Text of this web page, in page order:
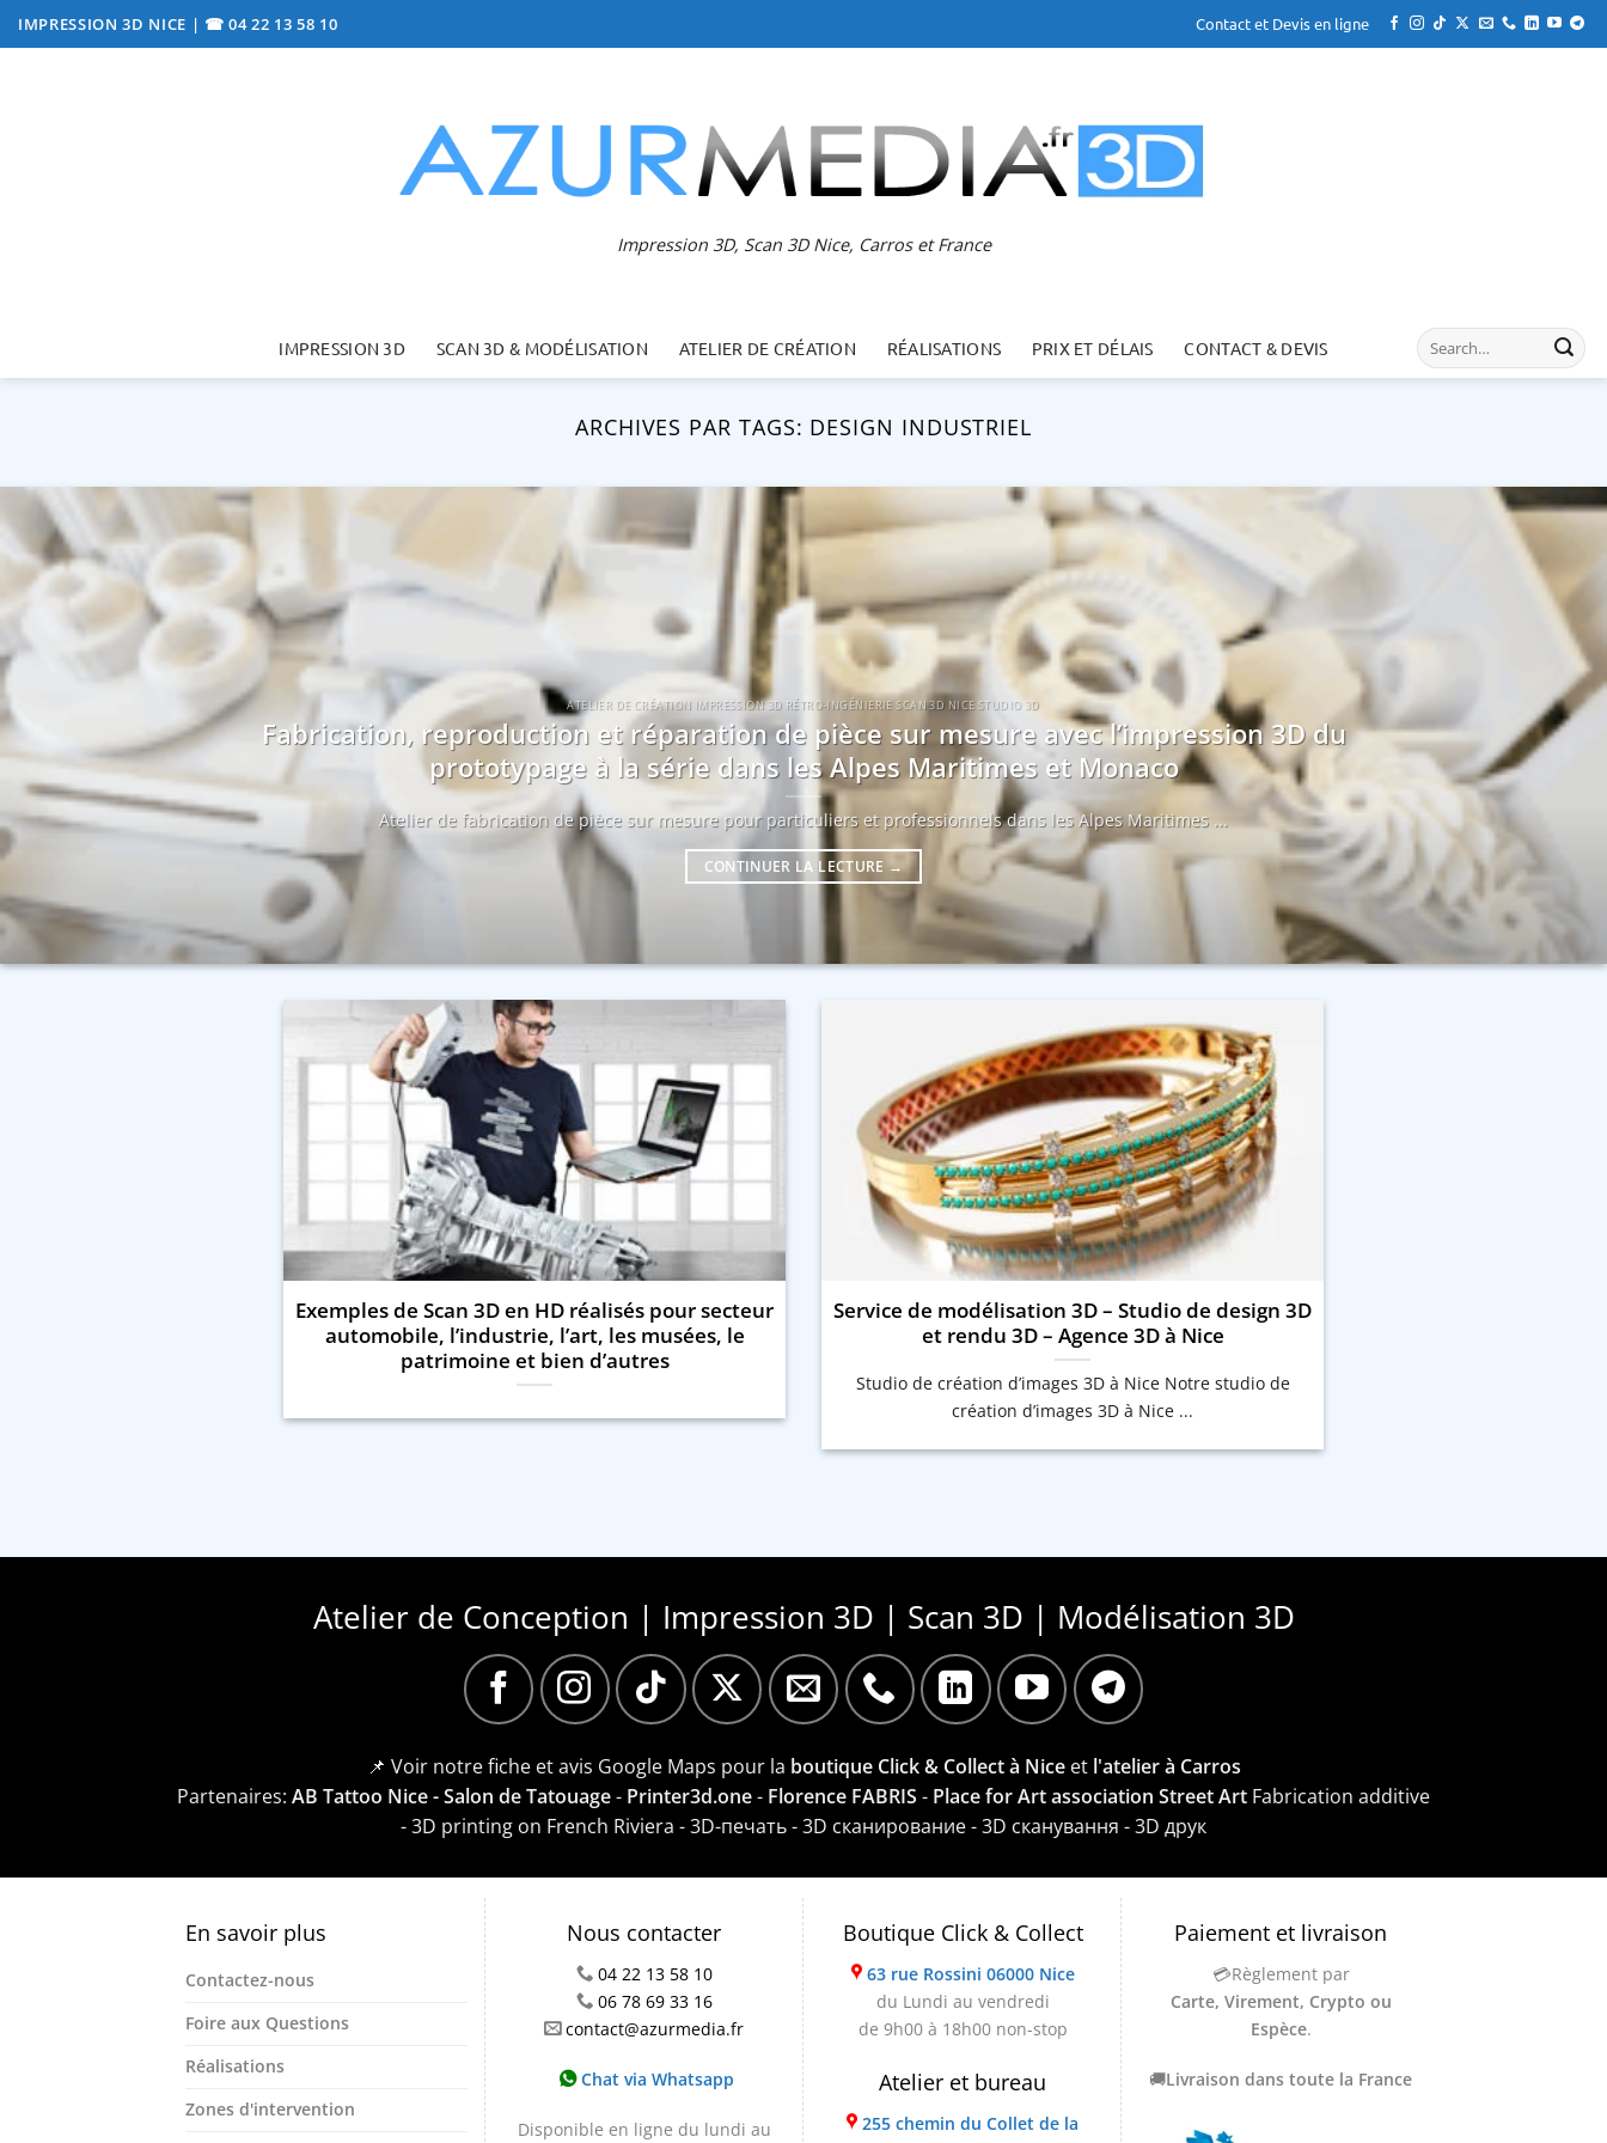
Passer
au
IMPRESSION 3D NICE | ☎ 04 22 13 58 10 Contact et Devis en ligne
Impression 3D, Scan 3D Nice, Carros et France
IMPRESSION 3D SCAN 3D & MODÉLISATION ATELIER DE CRÉATION RÉALISATIONS PRIX ET DÉLAIS CONTACT & DEVIS
ARCHIVES PAR TAGS: DESIGN INDUSTRIEL
ATELIER DE CRÉATION IMPRESSION 3D RÉTRO-INGÉNIERIE SCAN 3D NICE STUDIO 3D
Fabrication, reproduction et réparation de pièce sur mesure avec l’impression 3D du
prototypage à la série dans les Alpes Maritimes et Monaco
Atelier de fabrication de pièce sur mesure pour particuliers et professionnels dans les Alpes Maritimes ...
CONTINUER LA LECTURE →
Exemples de Scan 3D en HD réalisés pour secteur
automobile, l’industrie, l’art, les musées, le
patrimoine et bien d’autres
Service de modélisation 3D – Studio de design 3D
et rendu 3D – Agence 3D à Nice
Studio de création d’images 3D à Nice Notre studio de
création d’images 3D à Nice ...
Atelier de Conception | Impression 3D | Scan 3D | Modélisation 3D
📌 Voir notre fiche et avis Google Maps pour la boutique Click & Collect à Niceet l'atelier à Carros
Partenaires: AB Tattoo Nice - Salon de Tatouage- Printer3d.one- Florence FABRIS - Place for Art association Street Art Fabrication additive
- 3D printing on French Riviera - 3D-печать - 3D сканирование - 3D сканування - 3D друк
En savoir plus
Contactez-nous
Foire aux Questions
Réalisations
Zones d'intervention
Nous contacter
04 22 13 58 10
06 78 69 33 16
contact@azurmedia.fr
Chat via Whatsapp
Disponible en ligne du lundi au
Boutique Click & Collect
63 rue Rossini 06000 Nice
du Lundi au vendredi
de 9h00 à 18h00 non-stop
Atelier et bureau
255 chemin du Collet de la
Paiement et livraison
💳Règlement par
Carte, Virement, Crypto ou
Espèce.
🚚Livraison dans toute la France